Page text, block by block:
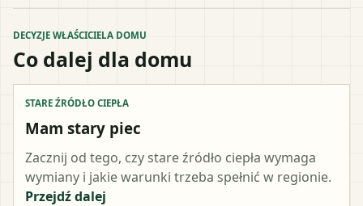
DECYZJE WŁAŚCICIELA DOMU
Co dalej dla domu
STARE ŹRÓDŁO CIEPŁA
Mam stary piec
Zacznij od tego, czy stare źródło ciepła wymaga
wymiany i jakie warunki trzeba spełnić w regionie.
Przejdź dalej